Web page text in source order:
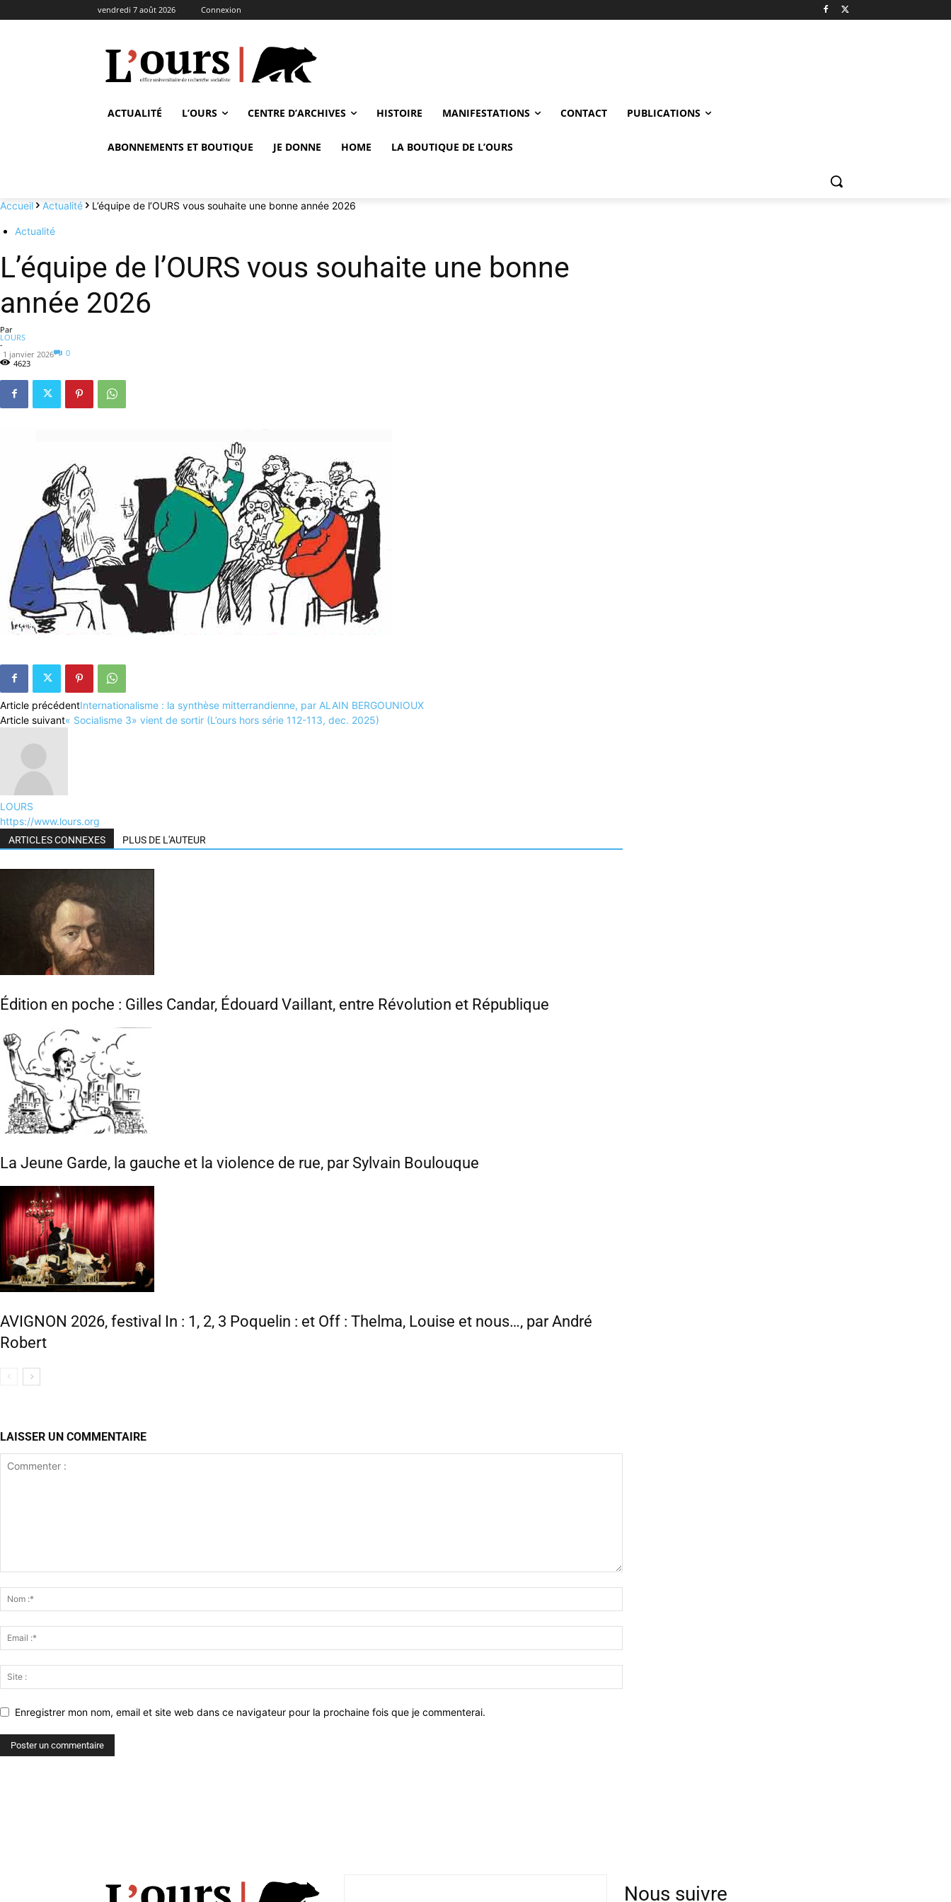
vendredi 7 août 2026 Connexion
ACTUALITÉ L’OURS CENTRE D’ARCHIVES HISTOIRE MANIFESTATIONS CONTACT PUBLICATIONS
ABONNEMENTS ET BOUTIQUE JE DONNE HOME LA BOUTIQUE DE L’OURS
Accueil Actualité L’équipe de l’OURS vous souhaite une bonne année 2026
Actualité
L’équipe de l’OURS vous souhaite une bonne
année 2026
Par
LOURS
-
1 janvier 2026
0
4623
Article précédentInternationalisme : la synthèse mitterrandienne, par ALAIN BERGOUNIOUX
Article suivant« Socialisme 3» vient de sortir (L’ours hors série 112-113, dec. 2025)
LOURS
https://www.lours.org
ARTICLES CONNEXES PLUS DE L'AUTEUR
Édition en poche : Gilles Candar, Édouard Vaillant, entre Révolution et République
La Jeune Garde, la gauche et la violence de rue, par Sylvain Boulouque
AVIGNON 2026, festival In : 1, 2, 3 Poquelin : et Off : Thelma, Louise et nous…, par André
Robert
LAISSER UN COMMENTAIRE
Enregistrer mon nom, email et site web dans ce navigateur pour la prochaine fois que je commenterai.
Nous suivre